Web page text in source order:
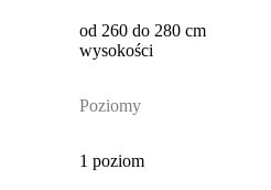
od 260 do 280 cm
wysokości
Poziomy
1 poziom